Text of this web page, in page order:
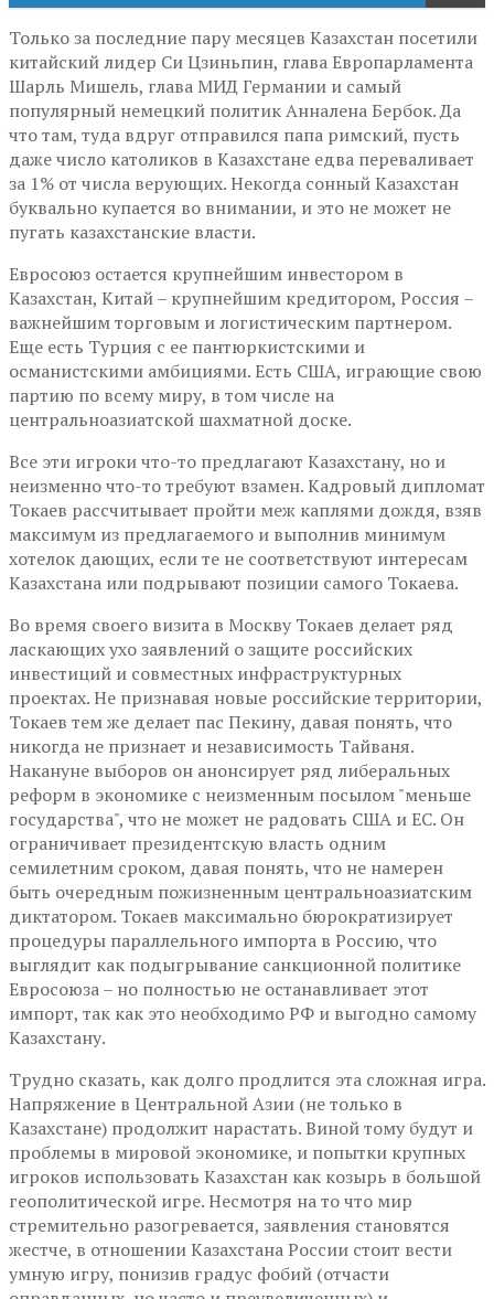
Только за последние пару месяцев Казахстан посетили
китайский лидер Си Цзиньпин, глава Европарламента
Шарль Мишель, глава МИД Германии и самый
популярный немецкий политик Анналена Бербок. Да
что там, туда вдруг отправился папа римский, пусть
даже число католиков в Казахстане едва переваливает
за 1% от числа верующих. Некогда сонный Казахстан
буквально купается во внимании, и это не может не
пугать казахстанские власти.
Евросоюз остается крупнейшим инвестором в
Казахстан, Китай – крупнейшим кредитором, Россия –
важнейшим торговым и логистическим партнером.
Еще есть Турция с ее пантюркистскими и
османистскими амбициями. Есть США, играющие свою
партию по всему миру, в том числе на
центральноазиатской шахматной доске.
Все эти игроки что-то предлагают Казахстану, но и
неизменно что-то требуют взамен. Кадровый дипломат
Токаев рассчитывает пройти меж каплями дождя, взяв
максимум из предлагаемого и выполнив минимум
хотелок дающих, если те не соответствуют интересам
Казахстана или подрывают позиции самого Токаева.
Во время своего визита в Москву Токаев делает ряд
ласкающих ухо заявлений о защите российских
инвестиций и совместных инфраструктурных
проектах. Не признавая новые российские территории,
Токаев тем же делает пас Пекину, давая понять, что
никогда не признает и независимость Тайваня.
Накануне выборов он анонсирует ряд либеральных
реформ в экономике с неизменным посылом "меньше
государства", что не может не радовать США и ЕС. Он
ограничивает президентскую власть одним
семилетним сроком, давая понять, что не намерен
быть очередным пожизненным центральноазиатским
диктатором. Токаев максимально бюрократизирует
процедуры параллельного импорта в Россию, что
выглядит как подыгрывание санкционной политике
Евросоюза – но полностью не останавливает этот
импорт, так как это необходимо РФ и выгодно самому
Казахстану.
Трудно сказать, как долго продлится эта сложная игра.
Напряжение в Центральной Азии (не только в
Казахстане) продолжит нарастать. Виной тому будут и
проблемы в мировой экономике, и попытки крупных
игроков использовать Казахстан как козырь в большой
геополитической игре. Несмотря на то что мир
стремительно разогревается, заявления становятся
жестче, в отношении Казахстана России стоит вести
умную игру, понизив градус фобий (отчасти